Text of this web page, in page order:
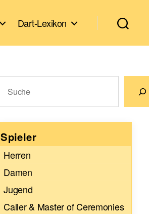
Dart-Lexikon
Spieler
Herren
Damen
Jugend
Caller & Master of Ceremonies